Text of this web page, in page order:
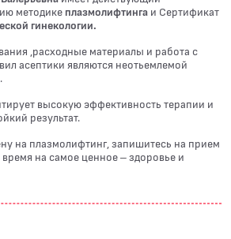
методике плазмолифтинга и Сертификат
гинекологии.
,расходные материалы и работа с
асептики являются неотьемлемой
высокую эффективность терапии и
результат.
на плазмолифтинг, запишитесь на прием
время на самое ценное – здоровье и